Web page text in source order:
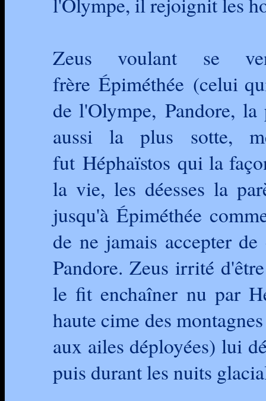
Zeus voulant se
frère Épiméthée (celui
de l'Olympe, Pandore,
aussi la plus sotte,
fut Héphaïstos qui la
la vie, les déesses la
jusqu'à Épiméthée
de ne jamais accepter
Pandore. Zeus irrité
le fit enchaîner nu par
haute cime des
aux ailes déployées) lui
puis durant les nuits